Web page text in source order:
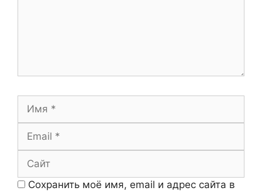
Сохранить моё имя, email и адрес сайта в